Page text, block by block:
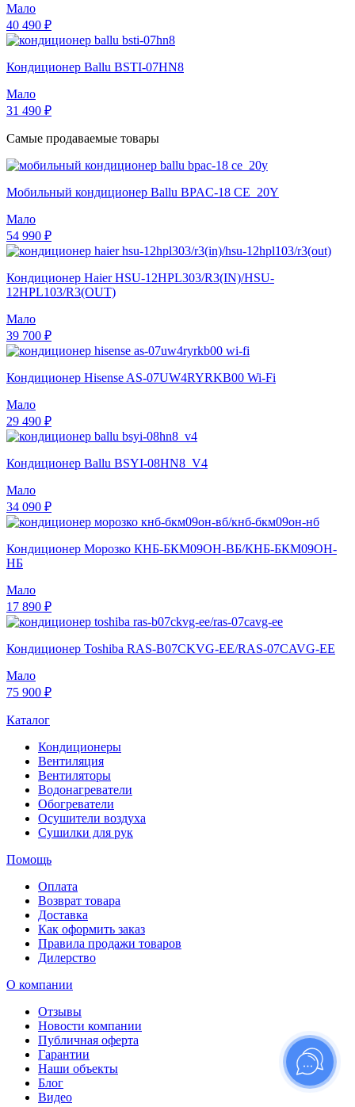
Мало
40 490 ₽
Кондиционер Ballu BSTI-07HN8
Мало
31 490 ₽
Самые продаваемые товары
Мобильный кондиционер Ballu BPAC-18 CE_20Y
Мало
54 990 ₽
Кондиционер Haier HSU-12HPL303/R3(IN)/HSU-
12HPL103/R3(OUT)
Мало
39 700 ₽
Кондиционер Hisense AS-07UW4RYRKB00 Wi-Fi
Мало
29 490 ₽
Кондиционер Ballu BSYI-08HN8_V4
Мало
34 090 ₽
Кондиционер Морозко КНБ-БКМ09ОН-ВБ/КНБ-БКМ09ОН-
НБ
Мало
17 890 ₽
Кондиционер Toshiba RAS-B07CKVG-EE/RAS-07CAVG-EE
Мало
75 900 ₽
Каталог
Кондиционеры
Вентиляция
Вентиляторы
Водонагреватели
Обогреватели
Осушители воздуха
Сушилки для рук
Помощь
Оплата
Возврат товара
Доставка
Как оформить заказ
Правила продажи товаров
Дилерство
О компании
Отзывы
Новости компании
Публичная оферта
Гарантии
Наши объекты
Блог
Видео